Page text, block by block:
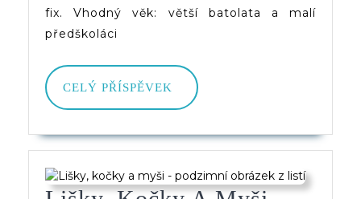
fix. Vhodný věk: větší batolata a malí
předškoláci
CELÝ PŘÍSPĚVEK
CELÝ
PŘÍSPĚVEK